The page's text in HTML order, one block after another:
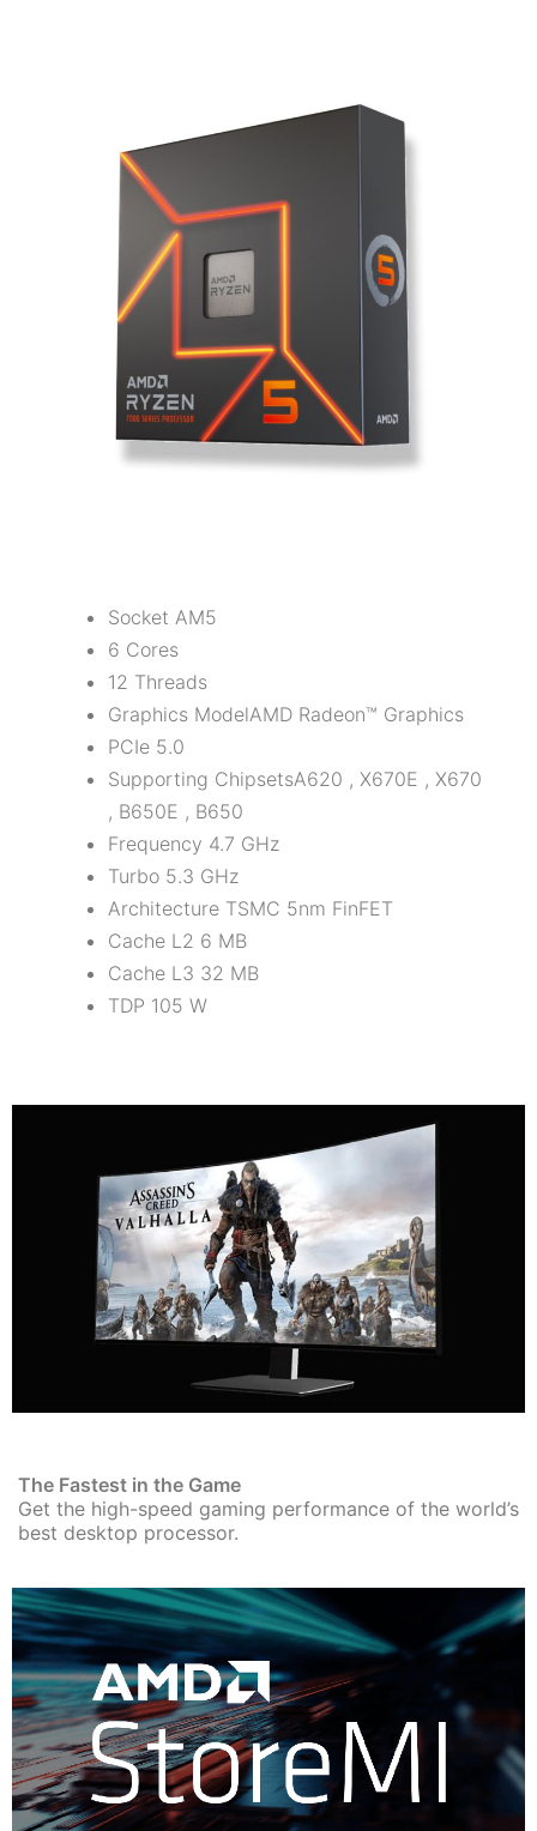
Socket AM5
6 Cores
12 Threads
Graphics ModelAMD Radeon™ Graphics
PCIe 5.0
Supporting ChipsetsA620 , X670E , X670
, B650E , B650
Frequency 4.7 GHz
Turbo 5.3 GHz
Architecture TSMC 5nm FinFET
Cache L2 6 MB
Cache L3 32 MB
TDP 105 W
The Fastest in the Game
Get the high-speed gaming performance of the world’s
best desktop processor.